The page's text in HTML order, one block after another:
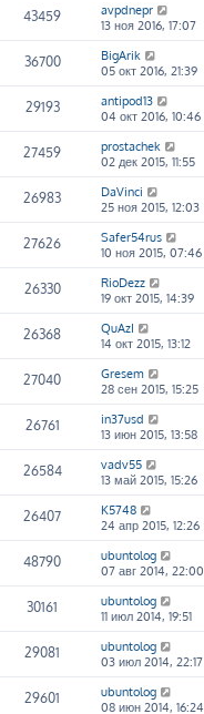
43459
avpdnepr
13 ноя 2016, 17:07
36700
BigArik
05 окт 2016, 21:39
29193
antipod13
04 окт 2016, 10:46
27459
prostachek
02 дек 2015, 11:55
26983
DaVinci
25 ноя 2015, 12:03
27626
Safer54rus
10 ноя 2015, 07:46
26330
RioDezz
19 окт 2015, 14:39
26368
QuAzI
14 окт 2015, 13:12
27040
Gresem
28 сен 2015, 15:25
26761
in37usd
13 июн 2015, 13:58
26584
vadv55
13 май 2015, 15:26
26407
K5748
24 апр 2015, 12:26
48790
ubuntolog
07 авг 2014, 22:00
30161
ubuntolog
11 июл 2014, 19:51
29081
ubuntolog
03 июл 2014, 22:17
29601
ubuntolog
08 июн 2014, 16:24